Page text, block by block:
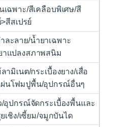
ฉพาะ/สีเคลือบพิเศษ/สี
สีสเปรย์
ะลาย/น้ำยาเฉพาะ
าแปลงสภาพสนิม
มิเนต/กระเบื้องยาง/เสื่อ
นโฟมปูพื้น/อุปกรณ์อื่นๆ
อุปกรณ์จัดกระเบื้องพื้นและ
เชิง/เซี้ยม/จมูกบันได